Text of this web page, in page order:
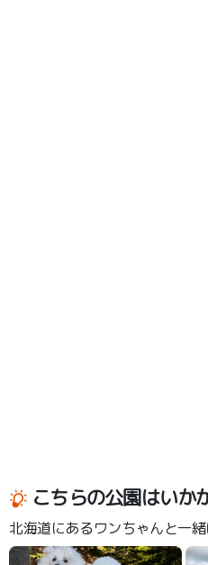
こちらの公園はいか
北海道にあるワンちゃんと一